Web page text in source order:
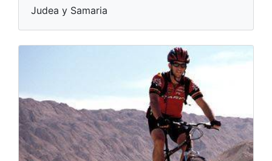
Judea y Samaria